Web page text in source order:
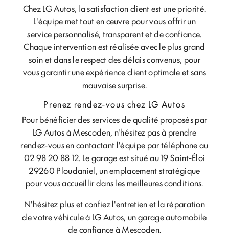
Chez LG Autos, la satisfaction client est une priorité.
L'équipe met tout en œuvre pour vous offrir un
service personnalisé, transparent et de confiance.
Chaque intervention est réalisée avec le plus grand
soin et dans le respect des délais convenus, pour
vous garantir une expérience client optimale et sans
mauvaise surprise.
Prenez rendez-vous chez LG Autos
Pour bénéficier des services de qualité proposés par
LG Autos à Mescoden, n'hésitez pas à prendre
rendez-vous en contactant l'équipe par téléphone au
02 98 20 88 12. Le garage est situé au 19 Saint-Éloi
29260 Ploudaniel, un emplacement stratégique
pour vous accueillir dans les meilleures conditions.
N'hésitez plus et confiez l'entretien et la réparation
de votre véhicule à LG Autos, un garage automobile
de confiance à Mescoden.